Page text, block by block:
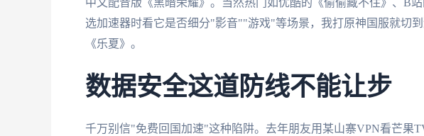
选加速器时看它是否细分"影音""游戏"等场景，我打原神国服就切
《乐夏》。
数据安全这道防线不能让步
千万别信"免费回国加速"这种陷阱。去年朋友用某山寨VPN看芒果